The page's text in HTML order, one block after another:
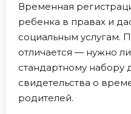
Временная
ребенка в правах и
социальным услугам.
отличается — нужно
стандартному набору
свидетельства о
родителей.